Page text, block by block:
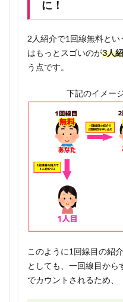
差し上
げま
す！✨
1.7.2
特典受
用公式
に！
2人紹介で1回線無料と
はもっとスゴいのが3人
う点です。
下記のイメー
このように1回線目の紹
としても、一回線目か
でカウントされるため、